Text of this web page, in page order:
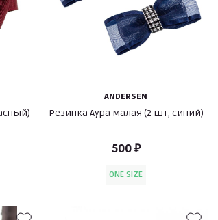
ANDERSEN
Резинка Аура малая (2 шт, синий)
500 ₽
ONE SIZE